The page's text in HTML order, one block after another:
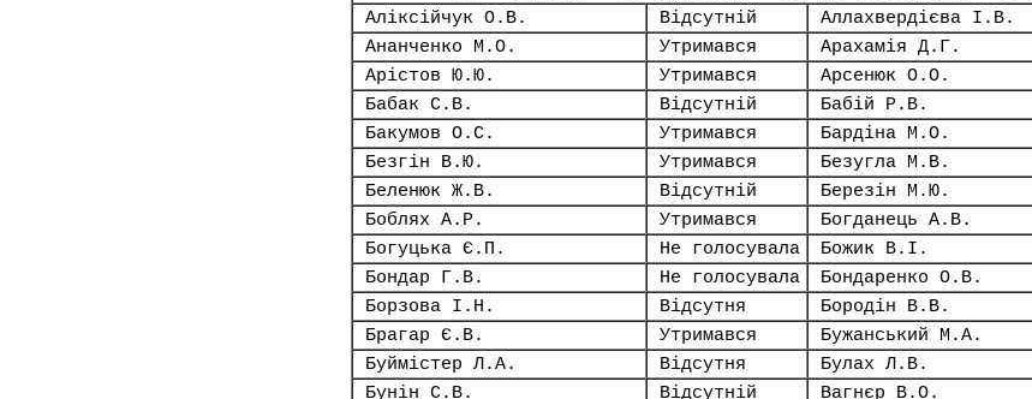
Аліксійчук О.В.
Відсутній Аллахвердієва І.В.
Ананченко М.О.
Утримався Арахамія Д.Г.
Арістов Ю.Ю.
Утримався Арсенюк О.О.
Бабак С.В.
Відсутній Бабій Р.В.
Бакумов О.С.
Утримався Бардіна М.О.
Безгін В.Ю.
Утримався Безугла М.В.
Беленюк Ж.В.
Відсутній Березін М.Ю.
Боблях А.Р.
Утримався Богданець А.В.
Богуцька Є.П.
Не голосувала Божик В.І.
Бондар Г.В.
Не голосувала Бондаренко О.В.
Борзова І.Н.
Відсутня Бородін В.В.
Брагар Є.В.
Утримався Бужанський М.А.
Буймістер Л.А.
Відсутня Булах Л.В.
Бунін С.В.
Відсутній Вагнєр В.О.